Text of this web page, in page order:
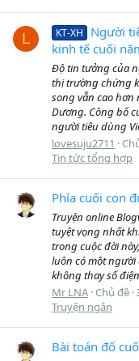
L KT-XH
Người
kinh tế cuối
Độ tin tưởng của
thị trường chứng
song vẫn cao hơn
Dương. Công bố
người tiêu dùng
lovesuju2711
Tin tức tổng hợp
Phía cuối con
Truyện online
tuyệt vọng nhất
trong cuộc đời
luôn có một
không thay số
Mr LNA Chủ đề
Truyện ngắn
Bài toán đố